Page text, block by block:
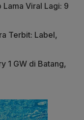
Viral Lagi: 9
Terbit: Label,
1 GW di Batang,